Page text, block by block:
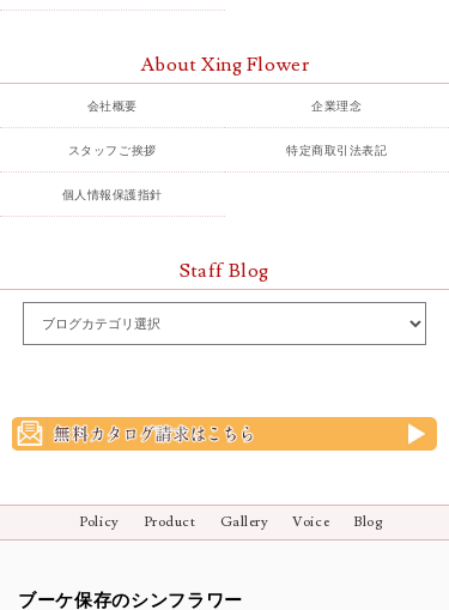
About Xing Flower
会社概要 企業理念
スタッフご挨拶 特定商取引法表記
個人情報保護指針
Staff Blog
Policy Product Gallery Voice Blog
ブーケ保存のシンフラワー